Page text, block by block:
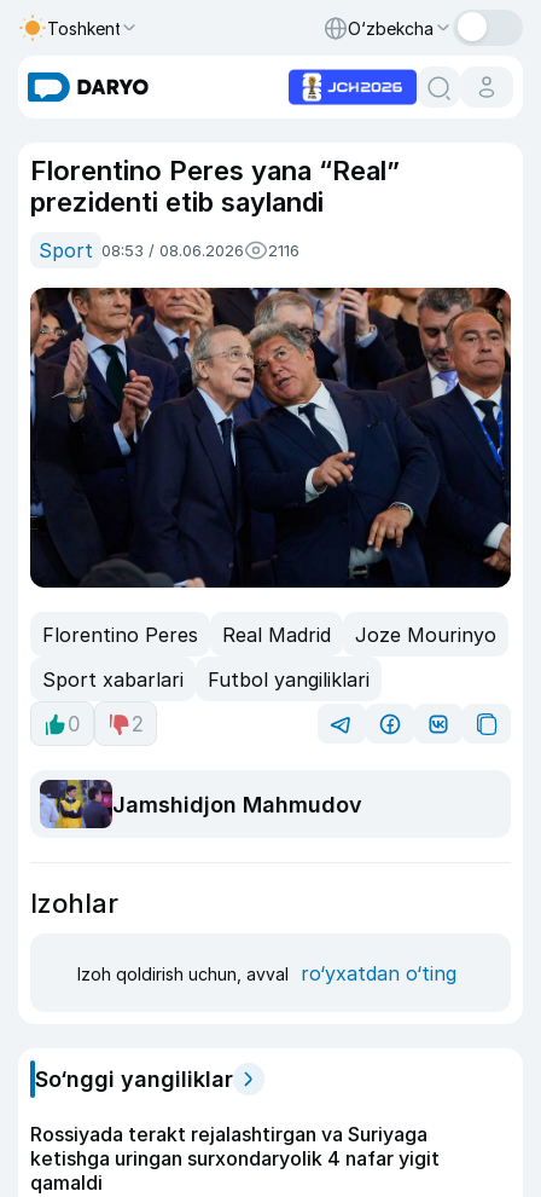
Toshkent O‘zbekcha
Florentino Peres yana “Real”
prezidenti etib saylandi
Sport 08:53 / 08.06.2026 2116
Florentino Peres Real Madrid
Joze Mourinyo
Sport xabarlari
Futbol yangiliklari
0
2
Jamshidjon Mahmudov
Izohlar
Izoh qoldirish uchun, avval ro‘yxatdan o‘ting
So‘nggi yangiliklar
Rossiyada terakt rejalashtirgan va Suriyaga
ketishga uringan surxondaryolik 4 nafar yigit
qamaldi